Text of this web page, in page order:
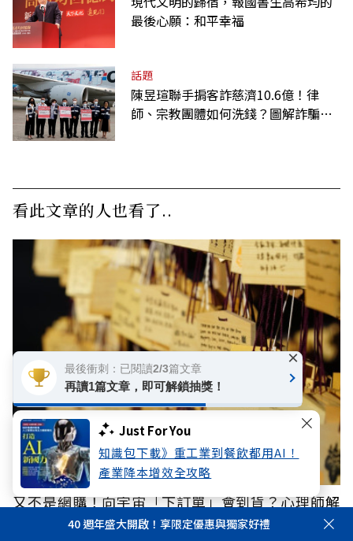
Just For You
知識包下載》重工業到餐飲都用AI！
產業降本增效全攻略
最後心願：和平幸福
話題
陳昱瑄聯手掮客詐慈濟10.6億！律
師、宗教團體如何洗錢？圖解詐騙關
看此文章的人也看了..
又不是網購！向宇宙「下訂單」會到貨？心理師解
析「顯化」為何讓人無法自拔
40 週年盛大開啟！享限定優惠與獨家好禮
最後衝刺：已閱讀2/3篇文章
再讀1篇文章，即可解鎖抽獎！
×